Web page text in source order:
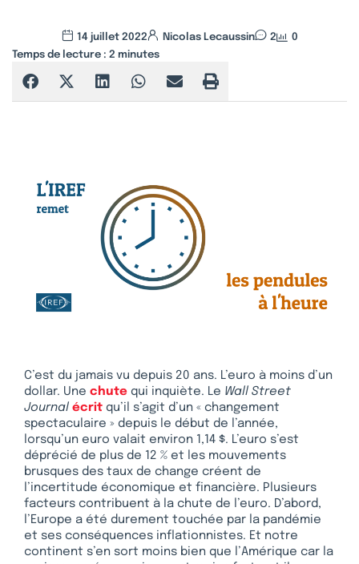
14 juillet 2022 Nicolas Lecaussin 2
0
Temps de lecture : 2 minutes
C’est du jamais vu depuis 20 ans. L’euro à moins d’un
dollar. Une chute qui inquiète. Le Wall Street
Journal écrit qu’il s’agit d’un « changement
spectaculaire » depuis le début de l’année,
lorsqu’un euro valait environ 1,14 $. L’euro s’est
déprécié de plus de 12 % et les mouvements
brusques des taux de change créent de
l’incertitude économique et financière. Plusieurs
facteurs contribuent à la chute de l’euro. D’abord,
l’Europe a été durement touchée par la pandémie
et ses conséquences inflationnistes. Et notre
continent s’en sort moins bien que l’Amérique car la